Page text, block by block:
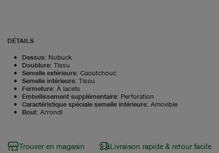
DÉTAILS
Dessus: Nubuck
Doublure: Tissu
Semelle extérieure: Caoutchouc
Semelle intérieure: Tissu
Fermeture: À lacets
Embellissement supplémentaire: Perforation
Caractéristique spéciale semelle intérieure: Amovible
Bout: Arrondi
Trouver en magasin Livraison rapide & retour facile